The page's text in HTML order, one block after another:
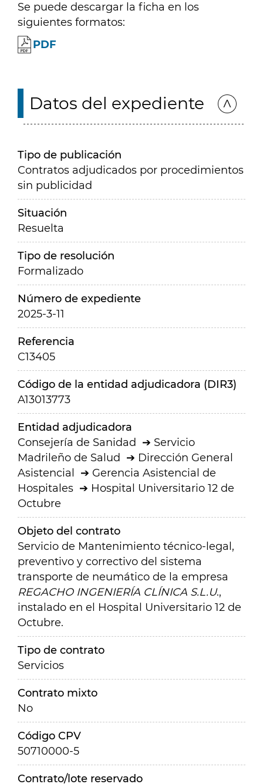
Se puede descargar la ficha en los
siguientes formatos:
PDF
Datos del expediente
Tipo de publicación
Contratos adjudicados por procedimientos
sin publicidad
Situación
Resuelta
Tipo de resolución
Formalizado
Número de expediente
2025-3-11
Referencia
C13405
Código de la entidad adjudicadora (DIR3)
A13013773
Entidad adjudicadora
Consejería de Sanidad
Servicio
Madrileño de Salud
Dirección General
Asistencial
Gerencia Asistencial de
Hospitales
Hospital Universitario 12 de
Octubre
Objeto del contrato
Servicio de Mantenimiento técnico-legal,
preventivo y correctivo del sistema
transporte de neumático de la empresa
REGACHO INGENIERÍA CLÍNICA S.L.U.,
instalado en el Hospital Universitario 12 de
Octubre.
Tipo de contrato
Servicios
Contrato mixto
No
Código CPV
50710000-5
Contrato/lote reservado